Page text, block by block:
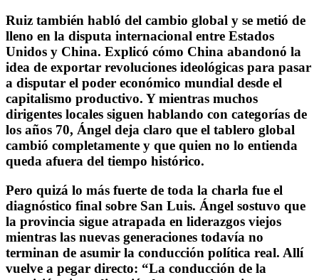
Ruiz también habló del cambio global y se metió de
lleno en la disputa internacional entre Estados
Unidos y China. Explicó cómo China abandonó la
idea de exportar revoluciones ideológicas para pasar
a disputar el poder económico mundial desde el
capitalismo productivo. Y mientras muchos
dirigentes locales siguen hablando con categorías de
los años 70, Ángel deja claro que el tablero global
cambió completamente y que quien no lo entienda
queda afuera del tiempo histórico.
Pero quizá lo más fuerte de toda la charla fue el
diagnóstico final sobre San Luis. Ángel sostuvo que
la provincia sigue atrapada en liderazgos viejos
mientras las nuevas generaciones todavía no
terminan de asumir la conducción política real. Allí
vuelve a pegar directo: “La conducción de la